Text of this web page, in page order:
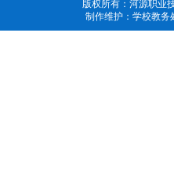
版权所有：河源职业
制作维护：学校教务